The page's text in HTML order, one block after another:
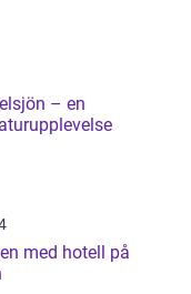
– en
med hotell på